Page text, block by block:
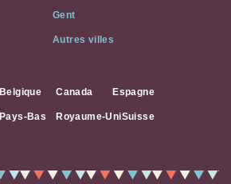
Gent
Autres villes
Belgique Canada Espagne
Pays-Bas Royaume-UniSuisse